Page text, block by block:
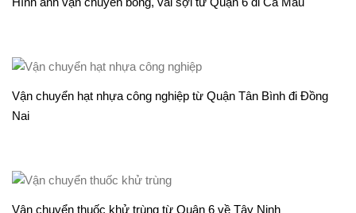
Vận chuyển hạt nhựa công nghiệp từ Quận Tân Bình đi Đồng
Nai
Vận chuyển thuốc khử trùng từ Quận 6 về Tây Ninh